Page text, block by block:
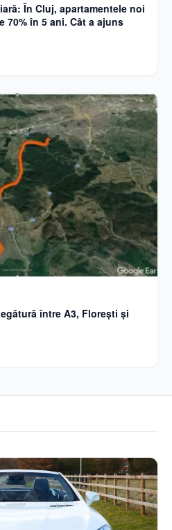
În Cluj, apartamentele noi
70% în 5 ani. Cât a ajuns
între A3, Florești și